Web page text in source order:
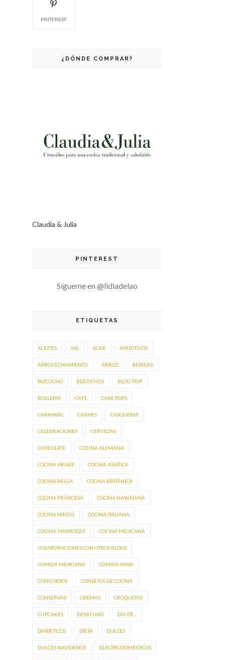
PINTEREST
¿DÓNDE COMPRAR?
Claudia & Julia
PINTEREST
Sígueme en @lidiadelao
ETIQUETAS
ACEITES AIG AOVE APERITIVOS
APROVECHAMIENTO ARROZ BEBIDAS
BIZCOCHO BIZCOCHOS BLOG TRIP
BOLLERÍA CAFÉ CAKE POPS
CARNAVAL CARNES CASQUERÍA
CELEBRACIONES CERVEZAS
CHOCOLATE COCINA ALEMANA
COCINA ÁRABE COCINA ASIÁTICA
COCINA BELGA COCINA BRITÁNICA
COCINA FRANCESA COCINA HAWAIANA
COCINA HINDÚ COCINA ITALIANA
COCINA MARROQUÍ COCINA MEXICANA
COLABORACIONES CON OTROS BLOGS
COMIDA MEXICANA COMIDA SANA
CONCURSOS CONSEJOS DE COCINA
CONSERVAS CREMAS CROQUETAS
CUPCAKES DESAYUNO DÍA DE...
DIABÉTICOS DIETA DULCES
DULCES NAVIDEÑOS ELECTRODOMÉSTICOS